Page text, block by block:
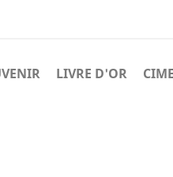
LIVRE D'OR